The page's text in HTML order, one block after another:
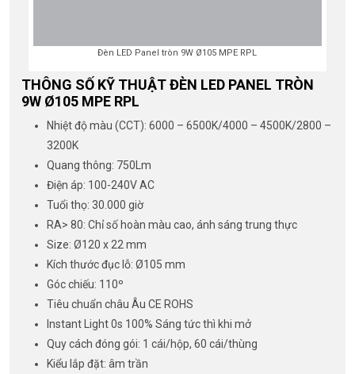
Đèn LED Panel tròn 9W Ø105 MPE RPL
THÔNG SỐ KỸ THUẬT ĐÈN LED PANEL TRÒN
9W Ø105 MPE RPL
Nhiệt độ màu (CCT): 6000 – 6500K/4000 – 4500K/2800 –
3200K
Quang thông: 750Lm
Điện áp: 100-240V AC
Tuổi thọ: 30.000 giờ
RA> 80: Chỉ số hoàn màu cao, ánh sáng trung thực
Size: Ø120 x 22 mm
Kích thước đục lỗ: Ø105 mm
Góc chiếu: 110º
Tiêu chuẩn châu Âu CE ROHS
Instant Light 0s 100% Sáng tức thì khi mở
Quy cách đóng gói: 1 cái/hộp, 60 cái/thùng
Kiểu lắp đặt: âm trần